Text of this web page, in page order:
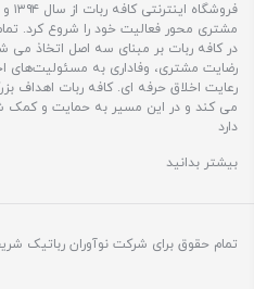
مشتری محور فعالیت خود را شروع کرد.
در کافه ربات بر مبنای سه اصل اتخاذ می
رضایت مشتری، وفاداری به مسئولیت‌های
رعایت اخلاق حرفه ای. کافه ربات اهداف
می کند و در این مسیر به حمایت و کمک
دارد
بیشتر بدانید
تمام حقوق برای شرکت نوآوران رباتیک